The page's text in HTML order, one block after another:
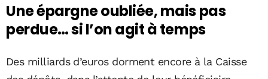
Une épargne oubliée, mais pas
perdue… si l’on agit à temps
Des milliards d’euros dorment encore à la Caisse